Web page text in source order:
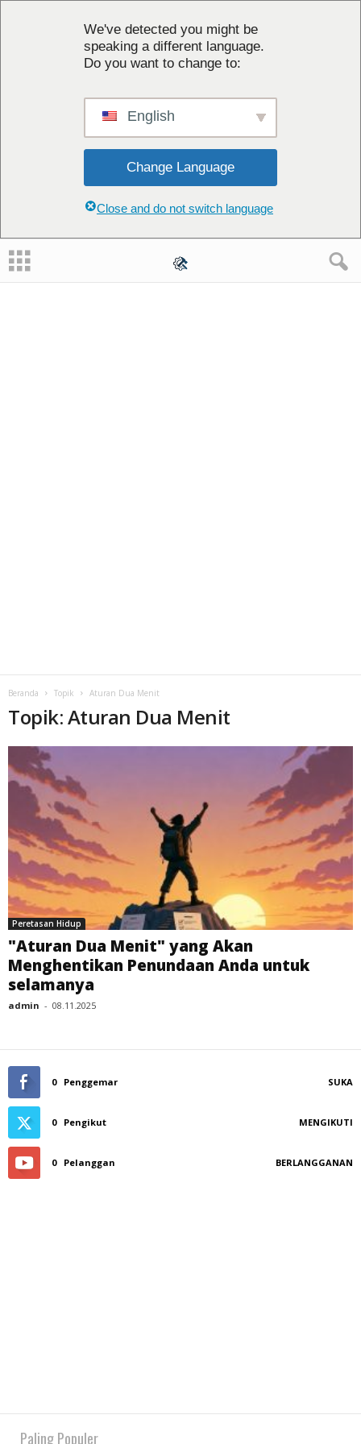
We've detected you might be
speaking a different language.
Do you want to change to:
English
Change Language
Close and do not switch language
Beranda Topik Aturan Dua Menit
Topik: Aturan Dua Menit
Peretasan Hidup
"Aturan Dua Menit" yang Akan
Menghentikan Penundaan Anda untuk
selamanya
admin - 08.11.2025
0 Penggemar SUKA
0 Pengikut MENGIKUTI
0 Pelanggan BERLANGGANAN
Paling Populer